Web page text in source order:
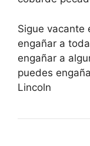
Sigue vacante
engañar a
engañar a
puedes
Lincoln